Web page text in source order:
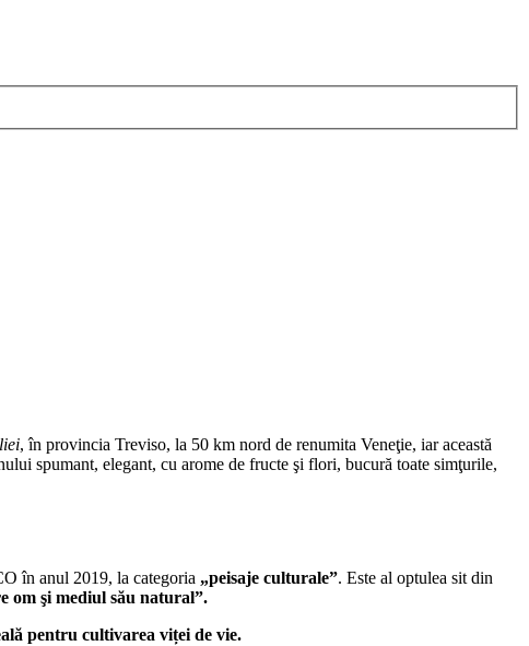
, în provincia Treviso, la 50 km nord de renumita Veneţie, iar această
spumant, elegant, cu arome de fructe şi flori, bucură toate simţurile,
în anul 2019, la categoria „peisaje culturale”. Este al optulea sit din
om şi mediul său natural”.
pentru cultivarea viței de vie.